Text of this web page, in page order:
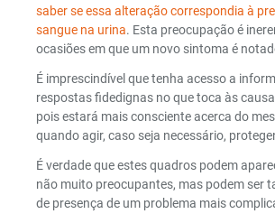
saber se essa alteração correspondia à
sangue na urina. Esta preocupação é
ocasiões em que um novo sintoma é
É imprescindível que tenha acesso a
respostas fidedignas no que toca às
pois estará mais consciente acerca do
quando agir, caso seja necessário,
É verdade que estes quadros podem
não muito preocupantes, mas podem ser
de presença de um problema mais